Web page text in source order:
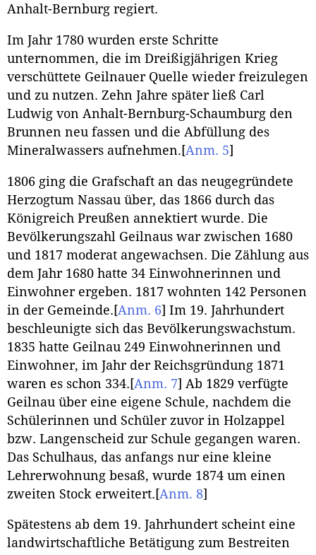
Anhalt-Bernburg regiert.
Im Jahr 1780 wurden erste Schritte
unternommen, die im Dreißigjährigen Krieg
verschüttete Geilnauer Quelle wieder freizulegen
und zu nutzen. Zehn Jahre später ließ Carl
Ludwig von Anhalt-Bernburg-Schaumburg den
Brunnen neu fassen und die Abfüllung des
Mineralwassers aufnehmen. [Anm. 5]
1806 ging die Grafschaft an das neugegründete
Herzogtum Nassau über, das 1866 durch das
Königreich Preußen annektiert wurde. Die
Bevölkerungszahl Geilnaus war zwischen 1680
und 1817 moderat angewachsen. Die Zählung aus
dem Jahr 1680 hatte 34 Einwohnerinnen und
Einwohner ergeben. 1817 wohnten 142 Personen
in der Gemeinde. [Anm. 6] Im 19. Jahrhundert
beschleunigte sich das Bevölkerungswachstum.
1835 hatte Geilnau 249 Einwohnerinnen und
Einwohner, im Jahr der Reichsgründung 1871
waren es schon 334. [Anm. 7] Ab 1829 verfügte
Geilnau über eine eigene Schule, nachdem die
Schülerinnen und Schüler zuvor in Holzappel
bzw. Langenscheid zur Schule gegangen waren.
Das Schulhaus, das anfangs nur eine kleine
Lehrerwohnung besaß, wurde 1874 um einen
zweiten Stock erweitert. [Anm. 8]
Spätestens ab dem 19. Jahrhundert scheint eine
landwirtschaftliche Betätigung zum Bestreiten